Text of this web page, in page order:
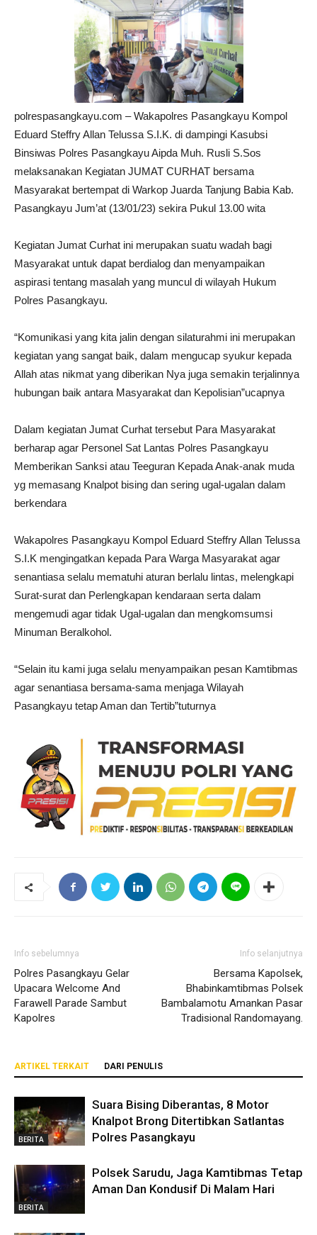
polrespasangkayu.com – Wakapolres Pasangkayu Kompol
Eduard Steffry Allan Telussa S.I.K. di dampingi Kasubsi
Binsiwas Polres Pasangkayu Aipda Muh. Rusli S.Sos
melaksanakan Kegiatan JUMAT CURHAT bersama
Masyarakat bertempat di Warkop Juarda Tanjung Babia Kab.
Pasangkayu Jum’at (13/01/23) sekira Pukul 13.00 wita
Kegiatan Jumat Curhat ini merupakan suatu wadah bagi
Masyarakat untuk dapat berdialog dan menyampaikan
aspirasi tentang masalah yang muncul di wilayah Hukum
Polres Pasangkayu.
“Komunikasi yang kita jalin dengan silaturahmi ini merupakan
kegiatan yang sangat baik, dalam mengucap syukur kepada
Allah atas nikmat yang diberikan Nya juga semakin terjalinnya
hubungan baik antara Masyarakat dan Kepolisian”ucapnya
Dalam kegiatan Jumat Curhat tersebut Para Masyarakat
berharap agar Personel Sat Lantas Polres Pasangkayu
Memberikan Sanksi atau Teeguran Kepada Anak-anak muda
yg memasang Knalpot bising dan sering ugal-ugalan dalam
berkendara
Wakapolres Pasangkayu Kompol Eduard Steffry Allan Telussa
S.I.K mengingatkan kepada Para Warga Masyarakat agar
senantiasa selalu mematuhi aturan berlalu lintas, melengkapi
Surat-surat dan Perlengkapan kendaraan serta dalam
mengemudi agar tidak Ugal-ugalan dan mengkomsumsi
Minuman Beralkohol.
“Selain itu kami juga selalu menyampaikan pesan Kamtibmas
agar senantiasa bersama-sama menjaga Wilayah
Pasangkayu tetap Aman dan Tertib”tuturnya
Info sebelumnya
Polres Pasangkayu Gelar
Upacara Welcome And
Farawell Parade Sambut
Kapolres
Info selanjutnya
Bersama Kapolsek,
Bhabinkamtibmas Polsek
Bambalamotu Amankan Pasar
Tradisional Randomayang.
ARTIKEL TERKAIT DARI PENULIS
BERITA
Suara Bising Diberantas, 8 Motor
Knalpot Brong Ditertibkan Satlantas
Polres Pasangkayu
BERITA
Polsek Sarudu, Jaga Kamtibmas Tetap
Aman Dan Kondusif Di Malam Hari